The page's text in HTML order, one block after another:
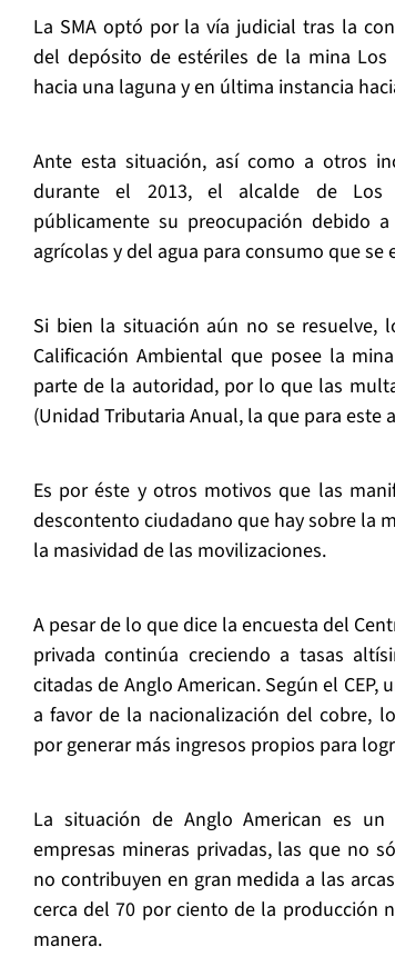
La SMA optó por la vía judicial tras la
del depósito de estériles de la mina
hacia una laguna y en última instancia
Ante esta situación, así como a otros
durante el 2013, el alcalde de Los
públicamente su preocupación debido
agrícolas y del agua para consumo que se
Si bien la situación aún no se resuelve,
Calificación Ambiental que posee la
parte de la autoridad, por lo que las
(Unidad Tributaria Anual, la que para este
Es por éste y otros motivos que las
descontento ciudadano que hay sobre la
la masividad de las movilizaciones.
A pesar de lo que dice la encuesta del
privada continúa creciendo a tasas
citadas de Anglo American. Según el
a favor de la nacionalización del cobre,
por generar más ingresos propios para
La situación de Anglo American es
empresas mineras privadas, las que no
no contribuyen en gran medida a las
cerca del 70 por ciento de la producción
manera.